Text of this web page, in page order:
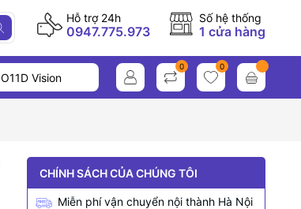
Hỗ trợ 24h
0947.775.973
Số hệ thống
1 cửa hàng
O11D Vision
0 0
CHÍNH SÁCH CỦA CHÚNG TÔI
Miễn phí vận chuyển nội thành Hà Nội